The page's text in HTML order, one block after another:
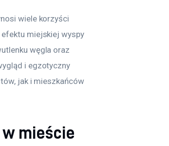
wiele korzyści
miejskiej wyspy
węgla oraz
i egzotyczny
jak i mieszkańców
mieście